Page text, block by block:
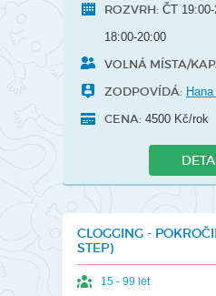
ROZVRH: ČT
18:00-20:00
VOLNÁ MÍSTA/
ZODPOVÍDÁ:
CENA: 4500 Kč/rok
CLOGGING -
STEP)
15 - 99 let